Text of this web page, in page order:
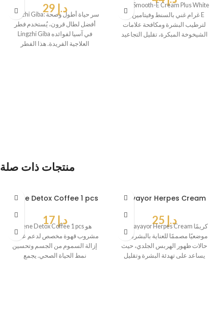
د.إ
Lingzhi Giba: سر حياة أطول وصحة
أفضل لطال قرون، يُستخدم فطر
Lingzhi Giba في آسيا لفوائده
العلاجية الفريدة. هذا الفطر
10 غرام غني بالسنط وفيتامين E
لترطيب البشرة ومكافحة علامات
الشيخوخة المبكرة، تقليل التجاعيد
منتجات ذات صلة
Dene Detox Coffee 1 pcs
د.إ
Dene Detox Coffee 1 pcs هو
مشروب قهوة مخصص لدعم عملية
إزالة السموم من الجسم وتحسين
نمط الحياة الصحي. يجمع
Payayor Herpes Cream
د.إ
موضعيًا مصممًا للعناية بالبشرة في
حالات ظهور الهربس الجلدي، حيث
يساعد على تهدئة البشرة وتقليل